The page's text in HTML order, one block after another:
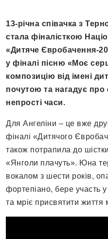
13-річна співачка з
стала фіналісткою
«Дитяче Євробачення-
у фіналі пісню «Моє
композицію від імені
почутою та нагадує про
непрості часи.
Для Ангеліни – це вже
фіналі «Дитячого
також потрапила до
«Янголи плачуть». Юна
вокалом з шести років,
фортепіано, бере участь
та мріє присвятити життя